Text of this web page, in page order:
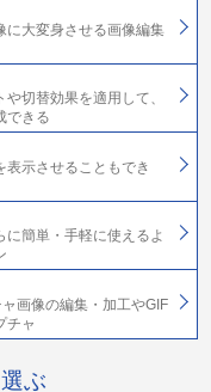
に大変身させる画像編集
切替効果を適用して、
できる
表示させることもでき
簡単・手軽に使えるよ
画像の編集・加工やGIF
チャ
ぶ